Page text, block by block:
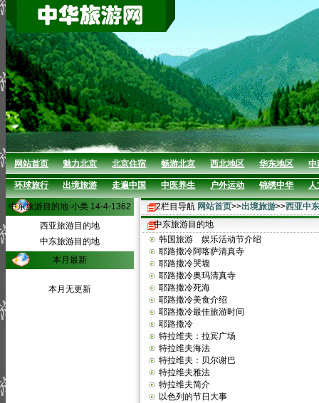
网站首页 魅力北京 北京住宿 畅游北京 西北地区 华东地区 中
环球旅行 出境旅游 走遍中国 中医养生 户外运动 锦绣中华 人
中东旅游目的地·小类 14-4-1362
西亚旅游目的地
中东旅游目的地
本月最新
本月无更新
2栏目导航 网站首页>>出境旅游>>西亚中
中东旅游目的地
韩国旅游 娱乐活动节介绍
耶路撒冷阿喀萨清真寺
耶路撒冷哭墙
耶路撒冷奥玛清真寺
耶路撒冷死海
耶路撒冷美食介绍
耶路撒冷最佳旅游时间
耶路撒冷
特拉维夫：拉宾广场
特拉维夫海法
特拉维夫：贝尔谢巴
特拉维夫雅法
特拉维夫简介
以色列的节日大事